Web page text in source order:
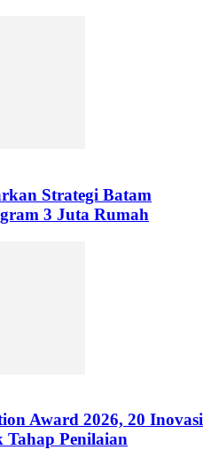
Strategi Batam
3 Juta Rumah
Award 2026, 20 Inovasi
Tahap Penilaian